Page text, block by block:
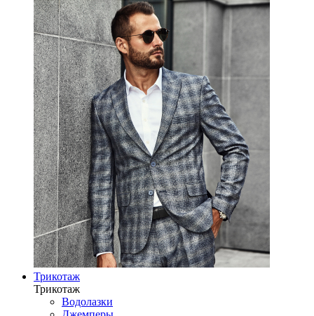
Трикотаж
Трикотаж
Водолазки